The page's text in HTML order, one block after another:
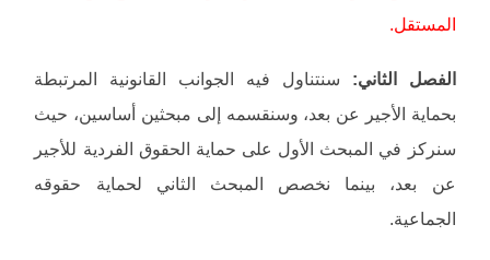
المستقل.
الفصل الثاني: سنتناول فيه الجوانب القانونية المرتبطة
بحماية الأجير عن بعد، وسنقسمه إلى مبحثين أساسين، حيث
سنركز في المبحث الأول على حماية الحقوق الفردية للأجير
عن بعد، بينما نخصص المبحث الثاني لحماية حقوقه
الجماعية.